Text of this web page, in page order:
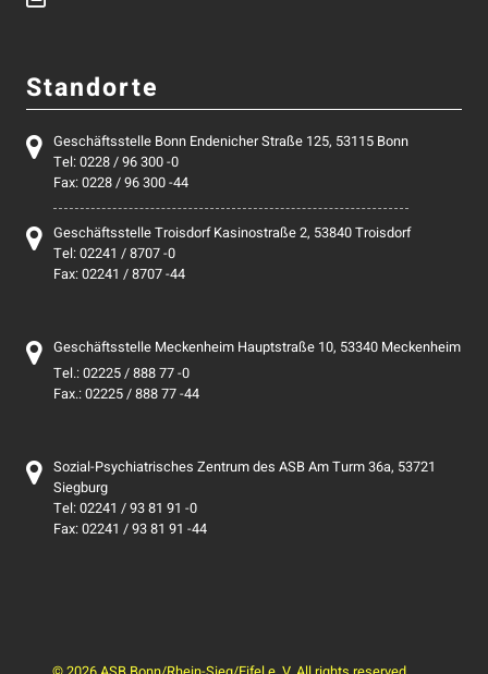
Standorte
Geschäftsstelle Bonn Endenicher Straße 125, 53115 Bonn
Tel: 0228 / 96 300 -0
Fax: 0228 / 96 300 -44
Geschäftsstelle Troisdorf Kasinostraße 2, 53840 Troisdorf
Tel: 02241 / 8707 -0
Fax: 02241 / 8707 -44
Geschäftsstelle Meckenheim Hauptstraße 10, 53340 Meckenheim
Tel.: 02225 / 888 77 -0
Fax.: 02225 / 888 77 -44
Sozial-Psychiatrisches Zentrum des ASB Am Turm 36a, 53721
Siegburg
Tel: 02241 / 93 81 91 -0
Fax: 02241 / 93 81 91 -44